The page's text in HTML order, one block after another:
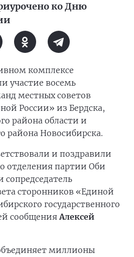
ко Дню
комплексе
участие восемь
местных советов
России» из Бердска,
района области и
района Новосибирска.
и поздравили
отделения партии Оби
сопредседатель
сторонников «Единой
государственного
сообщенияАлексей
миллионы